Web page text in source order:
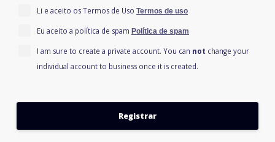
Li e aceito os Termos de Uso Termos de uso
Eu aceito a política de spam Política de spam
I am sure to create a private account. You can not change your
individual account to business once it is created.